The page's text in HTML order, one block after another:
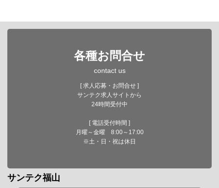
各種お問合せ
contact us
[ 求人応募・お問合せ ]
サンテク求人サイトから
24時間受付中
[ 電話受付時間 ]
月曜～金曜 8:00～17:00
※土・日・祝は休日
サンテク福山